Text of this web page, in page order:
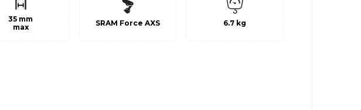
35 mm
max
SRAM Force AXS 6.7 kg